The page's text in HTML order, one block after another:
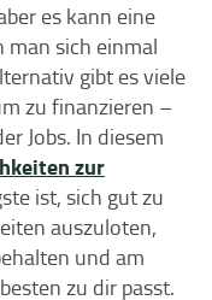
es kann eine
man sich einmal
gibt es viele
zu finanzieren –
Jobs. In diesem
zur
ist, sich gut zu
auszuloten,
und am
zu dir passt.